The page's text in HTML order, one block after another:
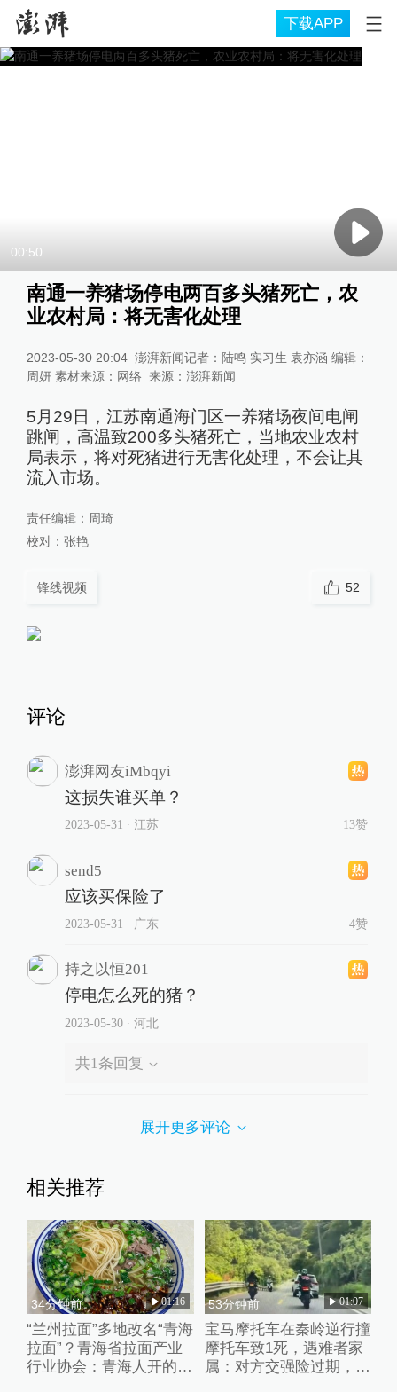
下载APP
00:50
南通一养猪场停电两百多头猪死亡，农
业农村局：将无害化处理
2023-05-30 20:04 澎湃新闻记者：陆鸣 实习生 袁亦涵 编辑：
周妍 素材来源：网络 来源： 澎湃新闻
5月29日，江苏南通海门区一养猪场夜间电闸
跳闸，高温致200多头猪死亡，当地农业农村
局表示，将对死猪进行无害化处理，不会让其
流入市场。
责任编辑： 周琦
校对： 张艳
锋线视频 52
评论
澎湃网友iMbqyi
这损失谁买单？
2023-05-31 ∙ 江苏 13赞
send5
应该买保险了
2023-05-31 ∙ 广东 4赞
持之以恒201
停电怎么死的猪？
2023-05-30∙ 河北
共1条回复
展开更多评论
相关推荐
34分钟前 01:16
“兰州拉面”多地改名“青海
拉面”？青海省拉面产业
行业协会：青海人开的店
53分钟前 01:07
宝马摩托车在秦岭逆行撞
摩托车致1死，遇难者家
属：对方交强险过期，未